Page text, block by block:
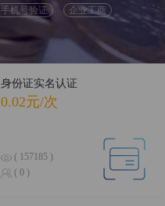
手机号验证 企业工商
身份证实名认证
0.02元/次
( 157185 )
( 0 )